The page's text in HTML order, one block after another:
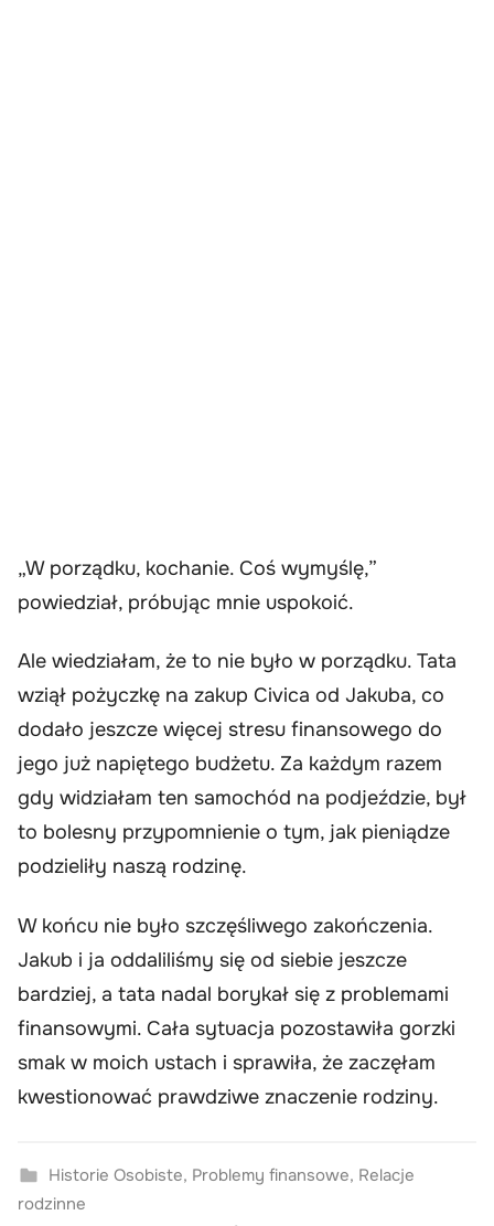
„W porządku, kochanie. Coś wymyślę,”
powiedział, próbując mnie uspokoić.
Ale wiedziałam, że to nie było w porządku. Tata
wziął pożyczkę na zakup Civica od Jakuba, co
dodało jeszcze więcej stresu finansowego do
jego już napiętego budżetu. Za każdym razem
gdy widziałam ten samochód na podjeździe, był
to bolesny przypomnienie o tym, jak pieniądze
podzieliły naszą rodzinę.
W końcu nie było szczęśliwego zakończenia.
Jakub i ja oddaliliśmy się od siebie jeszcze
bardziej, a tata nadal borykał się z problemami
finansowymi. Cała sytuacja pozostawiła gorzki
smak w moich ustach i sprawiła, że zaczęłam
kwestionować prawdziwe znaczenie rodziny.
Historie Osobiste, Problemy finansowe, Relacje
rodzinne